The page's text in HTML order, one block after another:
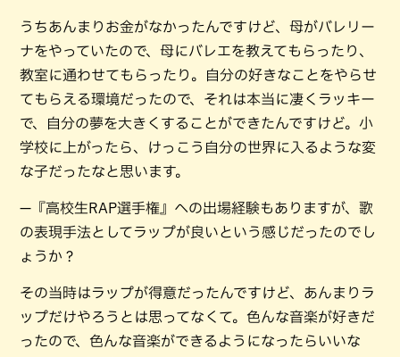
うちあんまりお金がなかったんですけど、母がバレリー
ナをやっていたので、母にバレエを教えてもらったり、
教室に通わせてもらったり。自分の好きなことをやらせ
てもらえる環境だったので、それは本当に凄くラッキー
で、自分の夢を大きくすることができたんですけど。小
学校に上がったら、けっこう自分の世界に入るような変
な子だったなと思います。
—『高校生RAP選手権』への出場経験もありますが、歌
の表現手法としてラップが良いという感じだったのでし
ょうか？
その当時はラップが得意だったんですけど、あんまりラ
ップだけやろうとは思ってなくて。色んな音楽が好きだ
ったので、色んな音楽ができるようになったらいいな